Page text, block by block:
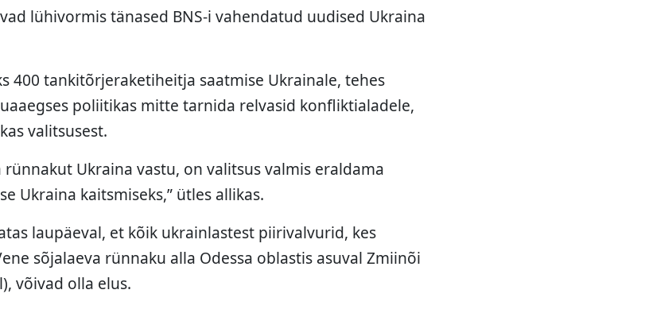
lühivormis tänased BNS-i vahendatud uudised Ukraina
400 tankitõrjeraketiheitja saatmise Ukrainale, tehes
poliitikas mitte tarnida relvasid konfliktialadele,
valitsusest.
rünnakut Ukraina vastu, on valitsus valmis eraldama
Ukraina kaitsmiseks,” ütles allikas.
laupäeval, et kõik ukrainlastest piirivalvurid, kes
sõjalaeva rünnaku alla Odessa oblastis asuval Zmiinõi
võivad olla elus.